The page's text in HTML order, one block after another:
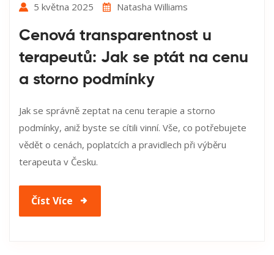
5 května 2025 Natasha Williams
Cenová transparentnost u
terapeutů: Jak se ptát na cenu
a storno podmínky
Jak se správně zeptat na cenu terapie a storno
podmínky, aniž byste se cítili vinní. Vše, co potřebujete
vědět o cenách, poplatcích a pravidlech při výběru
terapeuta v Česku.
Číst Více